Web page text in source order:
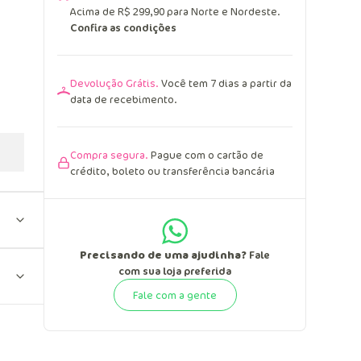
Acima de R$ 299,90 para Norte e Nordeste.
Confira as condições
Devolução Grátis. Você tem 7 dias a partir da
data de recebimento.
Compra segura. Pague com o cartão de
crédito, boleto ou transferência bancária
Precisando de uma ajudinha? Fale
com sua loja preferida
Fale com a gente